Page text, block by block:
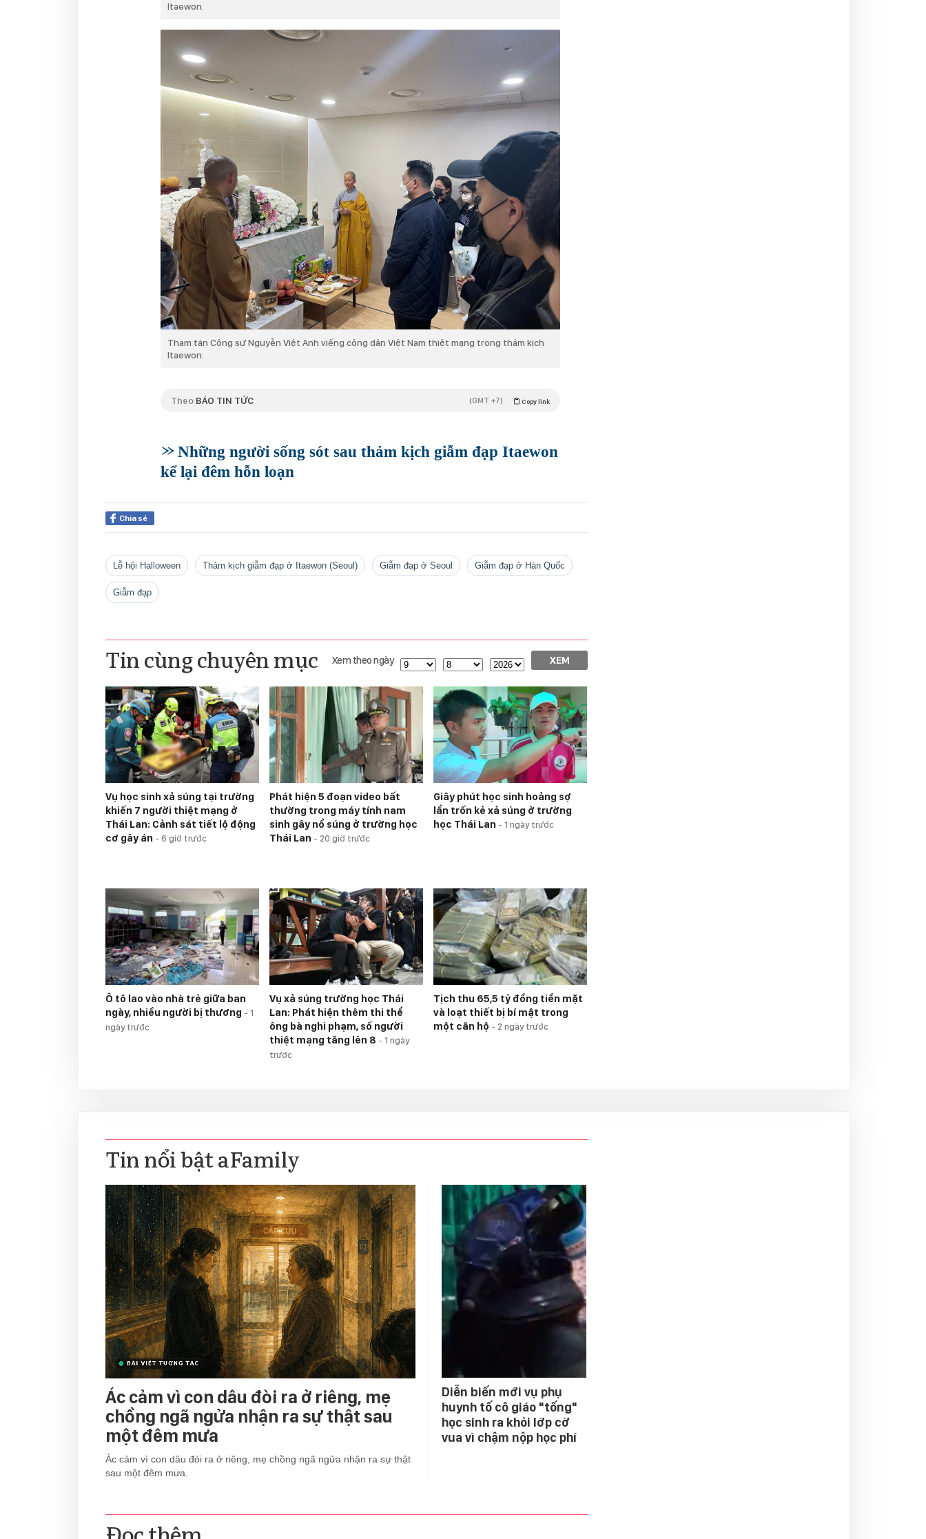
Itaewon.
Tham tán Công sứ Nguyễn Việt Anh viếng công dân Việt Nam thiệt mạng trong thảm kịch
Itaewon.
Theo BÁO TIN TỨC Copy link
(GMT +7)
Những người sống sót sau thảm kịch giẫm đạp Itaewon
kể lại đêm hỗn loạn
Chia sẻ
Lễ hội Halloween Thảm kịch giẫm đạp ở Itaewon (Seoul) Giẫm đạp ở Seoul Giẫm đạp ở Hàn Quốc
giẫm đạp
Tin cùng chuyên mục Xem theo ngày XEM
Vụ học sinh xả súng tại trường
khiến 7 người thiệt mạng ở
Thái Lan: Cảnh sát tiết lộ động
cơ gây án - 6 giờ trước
Phát hiện 5 đoạn video bất
thường trong máy tính nam
sinh gây nổ súng ở trường học
Thái Lan - 20 giờ trước
Giây phút học sinh hoảng sợ
lẩn trốn kẻ xả súng ở trường
học Thái Lan - 1 ngày trước
Ô tô lao vào nhà trẻ giữa ban
ngày, nhiều người bị thương - 1
ngày trước
Vụ xả súng trường học Thái
Lan: Phát hiện thêm thi thể
ông bà nghi phạm, số người
thiệt mạng tăng lên 8 - 1 ngày
trước
Tịch thu 65,5 tỷ đồng tiền mặt
và loạt thiết bị bí mật trong
một căn hộ - 2 ngày trước
Tin nổi bật aFamily
Ác cảm vì con dâu đòi ra ở riêng, mẹ
chồng ngã ngửa nhận ra sự thật sau
một đêm mưa
Ác cảm vì con dâu đòi ra ở riêng, mẹ chồng ngã ngửa nhận ra sự thật
sau một đêm mưa.
Diễn biến mới vụ phụ
huynh tố cô giáo "tống"
học sinh ra khỏi lớp cờ
vua vì chậm nộp học phí